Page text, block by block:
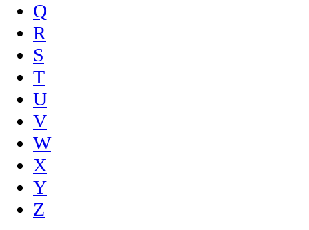
Q
R
S
T
U
V
W
X
Y
Z